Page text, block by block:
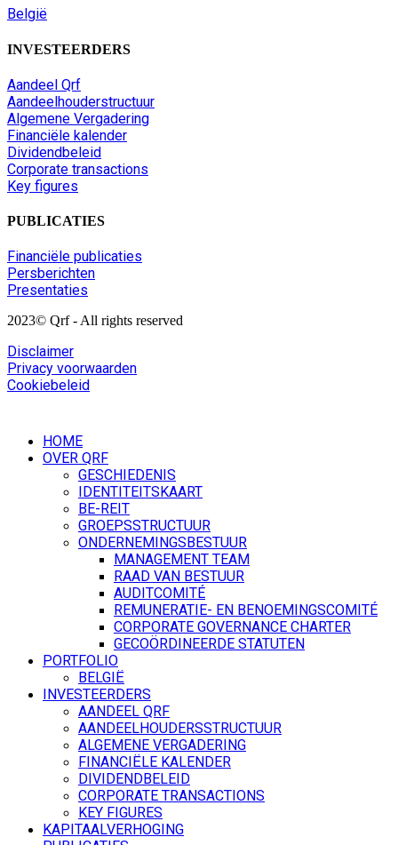
België
INVESTEERDERS
Aandeel Qrf
Aandeelhouderstructuur
Algemene Vergadering
Financiële kalender
Dividendbeleid
Corporate transactions
Key figures
PUBLICATIES
Financiële publicaties
Persberichten
Presentaties
2023© Qrf - All rights reserved
Disclaimer
Privacy voorwaarden
Cookiebeleid
HOME
OVER QRF
GESCHIEDENIS
IDENTITEITSKAART
BE-REIT
GROEPSSTRUCTUUR
ONDERNEMINGSBESTUUR
MANAGEMENT TEAM
RAAD VAN BESTUUR
AUDITCOMITÉ
REMUNERATIE- EN BENOEMINGSCOMITÉ
CORPORATE GOVERNANCE CHARTER
GECOÖRDINEERDE STATUTEN
PORTFOLIO
BELGIË
INVESTEERDERS
AANDEEL QRF
AANDEELHOUDERSSTRUCTUUR
ALGEMENE VERGADERING
FINANCIËLE KALENDER
DIVIDENDBELEID
CORPORATE TRANSACTIONS
KEY FIGURES
KAPITAALVERHOGING